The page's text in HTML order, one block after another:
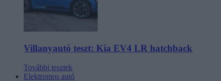
Villanyautó teszt: Kia EV4 LR hatchback
További tesztek
Elektromos autó